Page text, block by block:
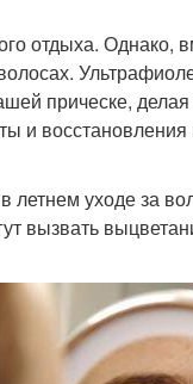
отдыха. Однако,
прическе,
и восстановления
уходе за
вызвать